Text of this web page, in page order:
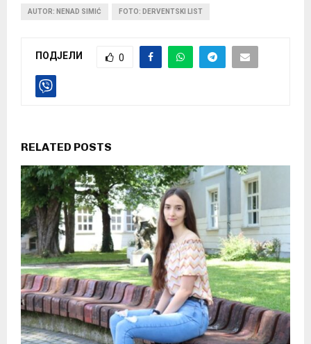
AUTOR: NENAD SIMIĆ FOTO: DERVENTSKI LIST
ПОДЈЕЛИ 0
RELATED POSTS